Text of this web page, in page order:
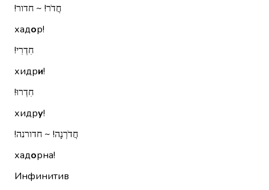
חֲדֹר!‏ ~ חדור!‏
хадор!
חִדְרִי!‏
хидри!
חִדְרוּ!‏
хидру!
חֲדֹרְנָה!‏ ~ חדורנה!‏
хадорна!
Инфинитив